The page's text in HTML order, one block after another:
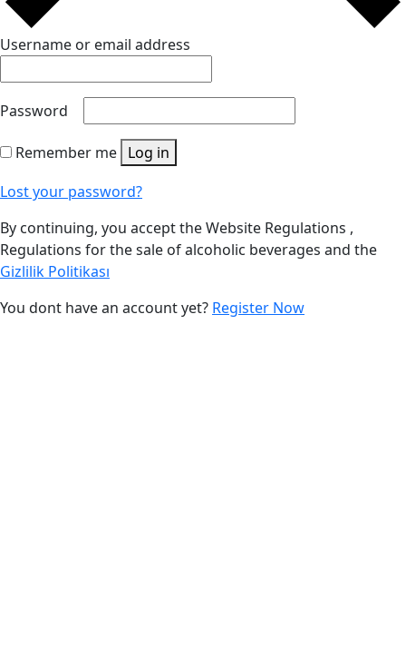
Username or email address
Password
Remember me Log in
Lost your password?
By continuing, you accept the Website Regulations ,
Regulations for the sale of alcoholic beverages and the
Gizlilik Politikası
You dont have an account yet? Register Now